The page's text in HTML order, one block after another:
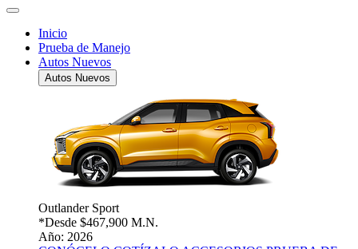
Inicio
Prueba de Manejo
Autos Nuevos
Autos Nuevos
Outlander Sport
*Desde $467,900 M.N.
Año: 2026